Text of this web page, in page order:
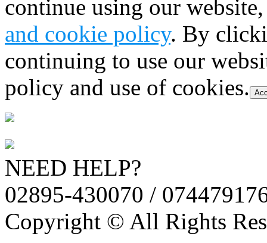
continue using our
and cookie policy. By
continuing to use our
policy and use of cookies.
NEED HELP?
02895-430070 /
Copyright © All Rights